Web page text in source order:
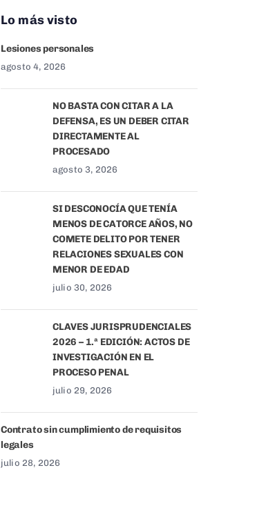
Lo más visto
Lesiones personales
agosto 4, 2026
NO BASTA CON CITAR A LA
DEFENSA, ES UN DEBER CITAR
DIRECTAMENTE AL
PROCESADO
agosto 3, 2026
SI DESCONOCÍA QUE TENÍA
MENOS DE CATORCE AÑOS, NO
COMETE DELITO POR TENER
RELACIONES SEXUALES CON
MENOR DE EDAD
julio 30, 2026
CLAVES JURISPRUDENCIALES
2026 – 1.ª EDICIÓN: ACTOS DE
INVESTIGACIÓN EN EL
PROCESO PENAL
julio 29, 2026
Contrato sin cumplimiento de requisitos
legales
julio 28, 2026